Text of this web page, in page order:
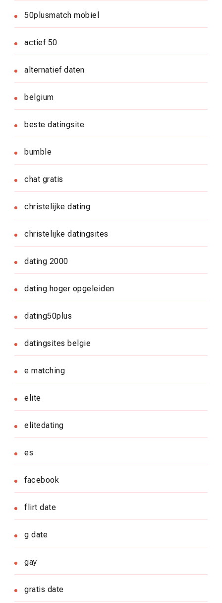
50plusmatch mobiel
actief 50
alternatief daten
belgium
beste datingsite
bumble
chat gratis
christelijke dating
christelijke datingsites
dating 2000
dating hoger opgeleiden
dating50plus
datingsites belgie
e matching
elite
elitedating
es
facebook
flirt date
g date
gay
gratis date